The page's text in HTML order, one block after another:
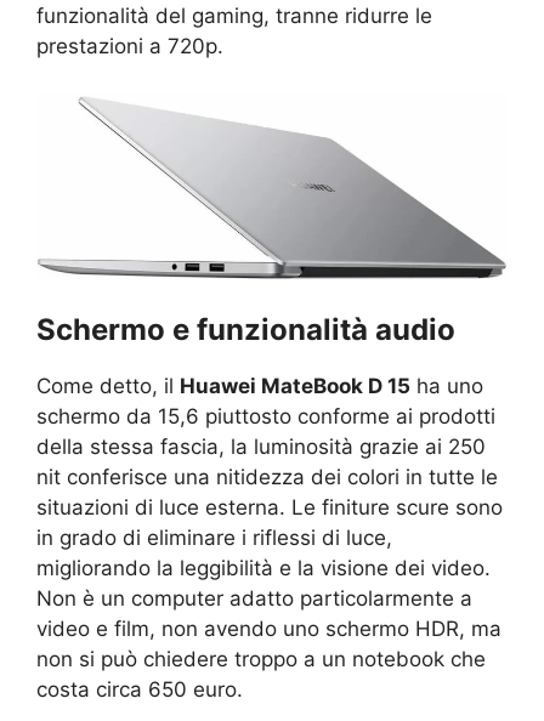
funzionalità del gaming, tranne ridurre le
prestazioni a 720p.
Schermo e funzionalità audio
Come detto, il Huawei MateBook D 15 ha uno
schermo da 15,6 piuttosto conforme ai prodotti
della stessa fascia, la luminosità grazie ai 250
nit conferisce una nitidezza dei colori in tutte le
situazioni di luce esterna. Le finiture scure sono
in grado di eliminare i riflessi di luce,
migliorando la leggibilità e la visione dei video.
Non è un computer adatto particolarmente a
video e film, non avendo uno schermo HDR, ma
non si può chiedere troppo a un notebook che
costa circa 650 euro.